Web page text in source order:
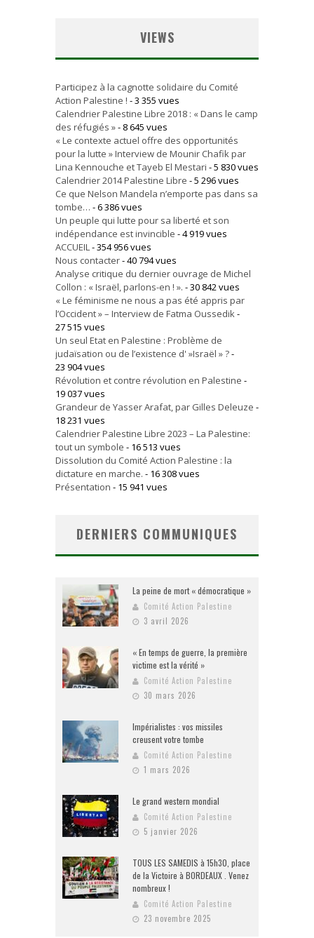
VIEWS
Participez à la cagnotte solidaire du Comité
Action Palestine ! - 3 355 vues
Calendrier Palestine Libre 2018 : « Dans le camp
des réfugiés »- 8 645 vues
« Le contexte actuel offre des opportunités
pour la lutte » Interview de Mounir Chafik par
Lina Kennouche et Tayeb El Mestari - 5 830 vues
Calendrier 2014 Palestine Libre - 5 296 vues
Ce que Nelson Mandela n’emporte pas dans sa
tombe… - 6 386 vues
Un peuple qui lutte pour sa liberté et son
indépendance est invincible - 4 919 vues
ACCUEIL- 354 956 vues
Nous contacter- 40 794 vues
Analyse critique du dernier ouvrage de Michel
Collon : « Israël, parlons-en ! ». - 30 842 vues
« Le féminisme ne nous a pas été appris par
l’Occident » – Interview de Fatma Oussedik-
27 515 vues
Un seul Etat en Palestine : Problème de
judaïsation ou de l’existence d' »Israël » ?-
23 904 vues
Révolution et contre révolution en Palestine -
19 037 vues
Grandeur de Yasser Arafat, par Gilles Deleuze -
18 231 vues
Calendrier Palestine Libre 2023 – La Palestine:
tout un symbole - 16 513 vues
Dissolution du Comité Action Palestine : la
dictature en marche. - 16 308 vues
Présentation - 15 941 vues
DERNIERS COMMUNIQUES
La peine de mort « démocratique »
Comité Action Palestine
3 avril 2026
« En temps de guerre, la première
victime est la vérité »
Comité Action Palestine
30 mars 2026
Impérialistes : vos missiles
creusent votre tombe
Comité Action Palestine
1 mars 2026
Le grand western mondial
Comité Action Palestine
5 janvier 2026
TOUS LES SAMEDIS à 15h30, place
de la Victoire à BORDEAUX . Venez
nombreux !
Comité Action Palestine
23 novembre 2025